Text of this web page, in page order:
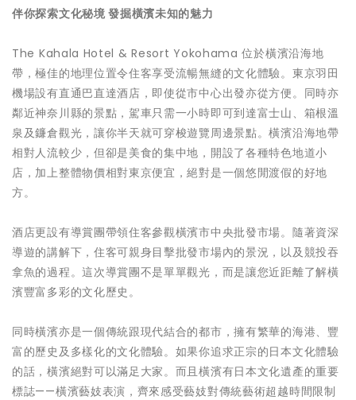
伴你探索文化秘境 發掘橫濱未知的魅力
The Kahala Hotel & Resort Yokohama 位於橫濱沿海地
帶，極佳的地理位置令住客享受流暢無縫的文化體驗。東京羽田
機場設有直通巴直達酒店，即使從市中心出發亦從方便。同時亦
鄰近神奈川縣的景點，駕車只需一小時即可到達富士山、箱根溫
泉及鐮倉觀光，讓你半天就可穿梭遊覽周邊景點。橫濱沿海地帶
相對人流較少，但卻是美食的集中地，開設了各種特色地道小
店，加上整體物價相對東京便宜，絕對是一個悠閒渡假的好地
方。
酒店更設有導賞團帶領住客參觀橫濱市中央批發市場。隨著資深
導遊的講解下，住客可親身目擊批發市場內的景況，以及競投吞
拿魚的過程。這次導賞團不是單單觀光，而是讓您近距離了解橫
濱豐富多彩的文化歷史。
同時橫濱亦是一個傳統跟現代結合的都市，擁有繁華的海港、豐
富的歷史及多樣化的文化體驗。如果你追求正宗的日本文化體驗
的話，橫濱絕對可以滿足大家。而且橫濱有日本文化遺產的重要
標誌——橫濱藝妓表演，齊來感受藝妓對傳統藝術超越時間限制